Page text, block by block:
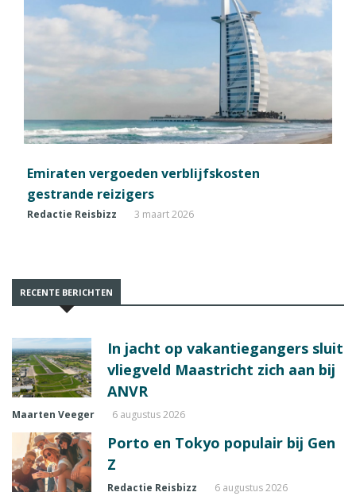
Emiraten vergoeden verblijfskosten
gestrande reizigers
Redactie Reisbizz 3 maart 2026
RECENTE BERICHTEN
In jacht op vakantiegangers sluit
vliegveld Maastricht zich aan bij
ANVR
Maarten Veeger 6 augustus 2026
Porto en Tokyo populair bij Gen
Z
Redactie Reisbizz 6 augustus 2026